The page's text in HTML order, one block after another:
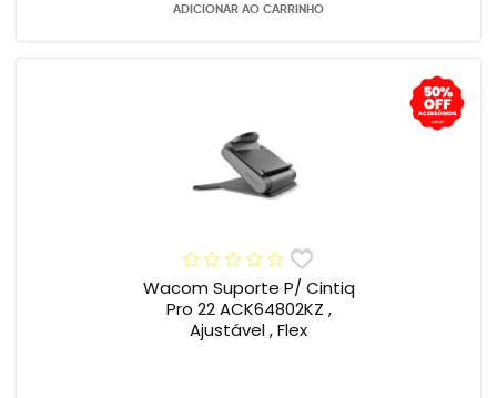
ADICIONAR AO CARRINHO
Wacom Suporte P/ Cintiq
Pro 22 ACK64802KZ ,
Ajustável , Flex